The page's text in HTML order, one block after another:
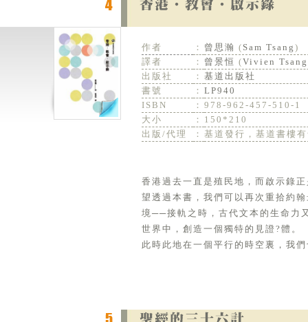
作者 ： 曾思瀚 ( Sam Tsang )
譯者
： 曾景恒 (Vivien Tsang
出版社
： 基道出版社
書號
： LP940
ISBN
： 978-962-457-510-1
大小
： 150*210
出版/代理
： 基道發行，基道書樓
香港過去一直是殖民地，而啟示錄
望透過本書，我們可以再次重拾約
境──接軌之時，古代文本的生命力
世界中，創造一個獨特的見證?體。
此時此地在一個平行的時空裏，我